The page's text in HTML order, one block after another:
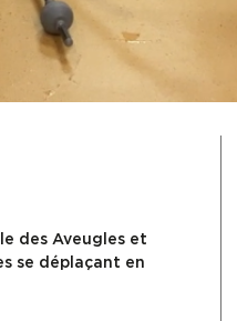
des Aveugles et
se déplaçant en